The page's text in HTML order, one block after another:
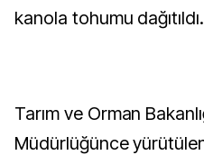
kanola tohumu dağıtıldı.
Tarım ve Orman
Müdürlüğünce